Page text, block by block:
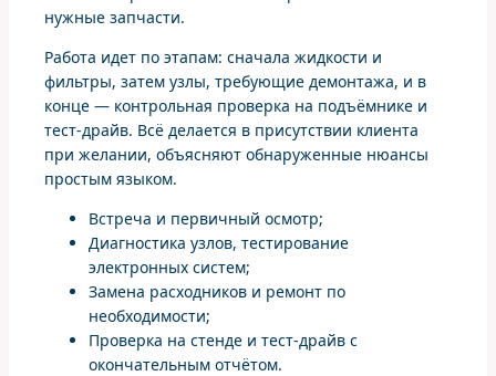
нужные запчасти.
Работа идет по этапам: сначала жидкости и
фильтры, затем узлы, требующие демонтажа, и в
конце — контрольная проверка на подъёмнике и
тест-драйв. Всё делается в присутствии клиента
при желании, объясняют обнаруженные нюансы
простым языком.
Встреча и первичный осмотр;
Диагностика узлов, тестирование
электронных систем;
Замена расходников и ремонт по
необходимости;
Проверка на стенде и тест-драйв с
окончательным отчётом.